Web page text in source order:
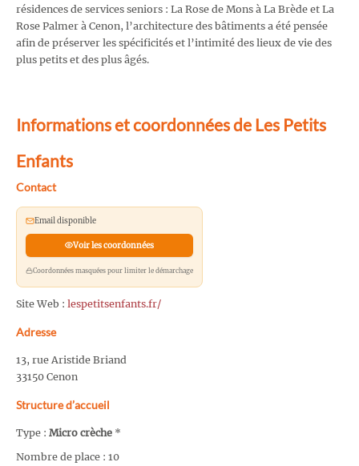
résidences de services seniors : La Rose de Mons à La Brède et La
Rose Palmer à Cenon, l’architecture des bâtiments a été pensée
afin de préserver les spécificités et l’intimité des lieux de vie des
plus petits et des plus âgés.
Informations et coordonnées de Les Petits
Enfants
Contact
Email disponible
Voir les coordonnées
Coordonnées masquées pour limiter le démarchage
Site Web : lespetitsenfants.fr/
Adresse
13, rue Aristide Briand
33150 Cenon
Structure d’accueil
Type : Micro crèche *
Nombre de place : 10